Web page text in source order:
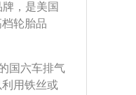
，是美国
轮胎品
生产，这
国六车排气
用铁丝或